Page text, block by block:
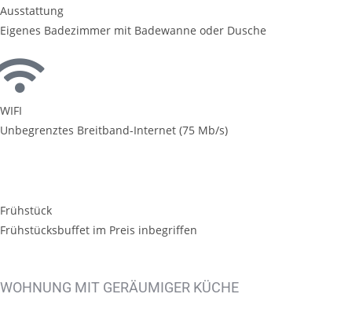
Ausstattung
Eigenes Badezimmer mit Badewanne oder Dusche
WIFI
Unbegrenztes Breitband-Internet (75 Mb/s)
Frühstück
Frühstücksbuffet im Preis inbegriffen
WOHNUNG MIT GERÄUMIGER KÜCHE